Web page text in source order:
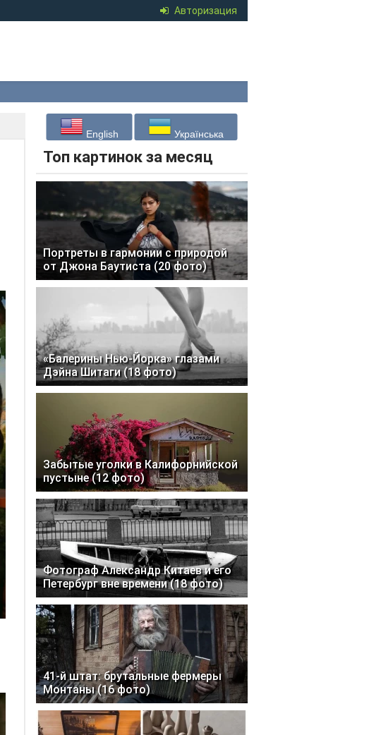
Авторизация
English Українська
Топ картинок за месяц
Портреты в гармонии с природой
от Джона Баутиста (20 фото)
«Балерины Нью-Йорка» глазами
Дэйна Шитаги (18 фото)
Забытые уголки в Калифорнийской
пустыне (12 фото)
Фотограф Александр Китаев и его
Петербург вне времени (18 фото)
41-й штат: брутальные фермеры
Монтаны (16 фото)